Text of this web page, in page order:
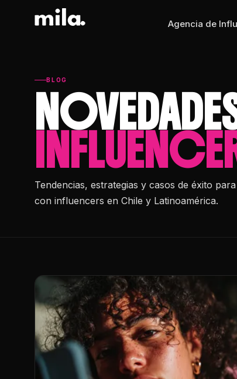
Agencia de
BLOG
Tendencias, estrategias y casos de éxito
con influencers en Chile y Latinoamérica.